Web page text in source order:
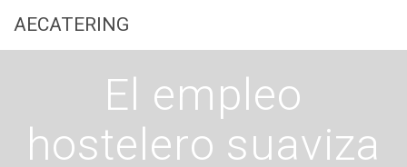
AECATERING
El empleo
hostelero suaviza